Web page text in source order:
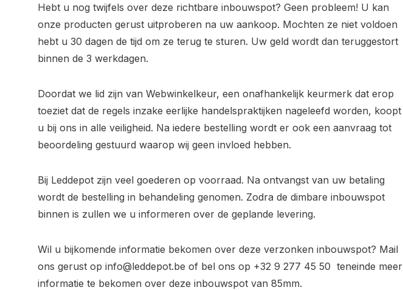
Hebt u nog twijfels over deze richtbare inbouwspot? Geen probleem! U kan
onze producten gerust uitproberen na uw aankoop. Mochten ze niet voldoen
hebt u 30 dagen de tijd om ze terug te sturen. Uw geld wordt dan teruggestort
binnen de 3 werkdagen.
Doordat we lid zijn van Webwinkelkeur, een onafhankelijk keurmerk dat erop
toeziet dat de regels inzake eerlijke handelspraktijken nageleefd worden, koopt
u bij ons in alle veiligheid. Na iedere bestelling wordt er ook een aanvraag tot
beoordeling gestuurd waarop wij geen invloed hebben.
Bij Leddepot zijn veel goederen op voorraad. Na ontvangst van uw betaling
wordt de bestelling in behandeling genomen. Zodra de dimbare inbouwspot
binnen is zullen we u informeren over de geplande levering.
Wil u bijkomende informatie bekomen over deze verzonken inbouwspot? Mail
ons gerust op info@leddepot.be of bel ons op +32 9 277 45 50 teneinde meer
informatie te bekomen over deze inbouwspot van 85mm.